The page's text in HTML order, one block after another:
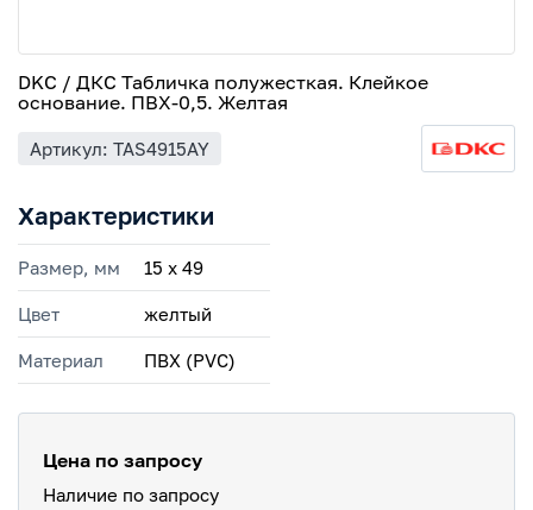
DKC / ДКС Табличка полужесткая. Клейкое
основание. ПВХ-0,5. Желтая
Артикул: TAS4915AY
Характеристики
Размер, мм 15 х 49
Цвет желтый
Материал ПВХ (PVC)
Цена по запросу
Наличие по запросу